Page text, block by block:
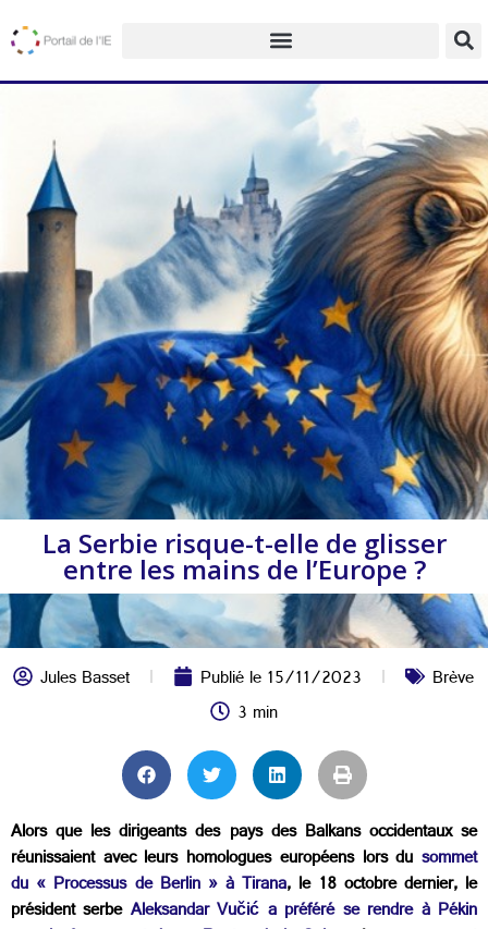
La Serbie risque-t-elle de glisser
entre les mains de l’Europe ?
Jules Basset Publié le15/11/2023
Brève
3 min
Alors que les dirigeants des pays des Balkans occidentaux se
réunissaient avec leurs homologues européens lors du sommet
du « Processus de Berlin » à Tirana, le 18 octobre dernier, le
président serbe Aleksandar Vučić a préféré se rendre à Pékin